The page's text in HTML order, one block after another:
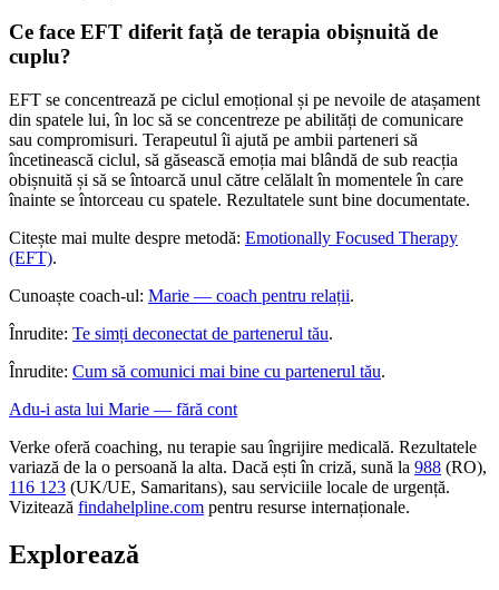
Ce face EFT diferit față de terapia obișnuită de
cuplu?
EFT se concentrează pe ciclul emoțional și pe nevoile de atașament
din spatele lui, în loc să se concentreze pe abilități de comunicare
sau compromisuri. Terapeutul îi ajută pe ambii parteneri să
încetinească ciclul, să găsească emoția mai blândă de sub reacția
obișnuită și să se întoarcă unul către celălalt în momentele în care
înainte se întorceau cu spatele. Rezultatele sunt bine documentate.
Citește mai multe despre metodă: Emotionally Focused Therapy
(EFT).
Cunoaște coach-ul: Marie — coach pentru relații.
Înrudite: Te simți deconectat de partenerul tău.
Înrudite: Cum să comunici mai bine cu partenerul tău.
Adu-i asta lui Marie — fără cont
Verke oferă coaching, nu terapie sau îngrijire medicală. Rezultatele
variază de la o persoană la alta. Dacă ești în criză, sună la 988 (RO),
116 123 (UK/UE, Samaritans), sau serviciile locale de urgență.
Vizitează findahelpline.com pentru resurse internaționale.
Explorează